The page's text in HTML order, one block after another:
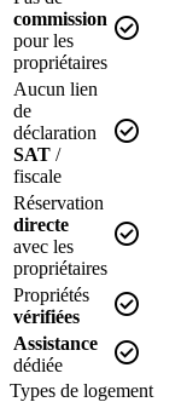
commission
pour les
propriétaires
check_circle
Aucun lien
de
déclaration
SAT /
fiscale
check_circle
Réservation
directe
avec les
propriétaires
check_circle
Propriétés
vérifiées
check_circle
Assistance
dédiée
check_circle
Types de logement